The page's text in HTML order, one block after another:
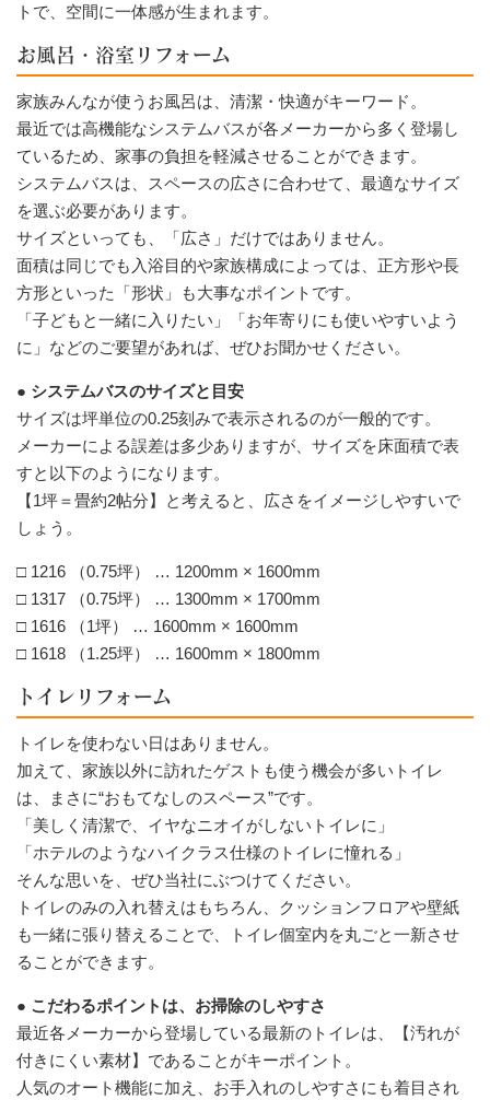
トで、空間に一体感が生まれます。
お風呂・浴室リフォーム
家族みんなが使うお風呂は、清潔・快適がキーワード。
最近では高機能なシステムバスが各メーカーから多く登場し
ているため、家事の負担を軽減させることができます。
システムバスは、スペースの広さに合わせて、最適なサイズ
を選ぶ必要があります。
サイズといっても、「広さ」だけではありません。
面積は同じでも入浴目的や家族構成によっては、正方形や長
方形といった「形状」も大事なポイントです。
「子どもと一緒に入りたい」「お年寄りにも使いやすいよう
に」などのご要望があれば、ぜひお聞かせください。
● システムバスのサイズと目安
サイズは坪単位の0.25刻みで表示されるのが一般的です。
メーカーによる誤差は多少ありますが、サイズを床面積で表
すと以下のようになります。
【1坪＝畳約2帖分】と考えると、広さをイメージしやすいで
しょう。
□ 1216 （0.75坪） … 1200mm × 1600mm
□ 1317 （0.75坪） … 1300mm × 1700mm
□ 1616 （1坪） … 1600mm × 1600mm
□ 1618 （1.25坪） … 1600mm × 1800mm
トイレリフォーム
トイレを使わない日はありません。
加えて、家族以外に訪れたゲストも使う機会が多いトイレ
は、まさに“おもてなしのスペース”です。
「美しく清潔で、イヤなニオイがしないトイレに」
「ホテルのようなハイクラス仕様のトイレに憧れる」
そんな思いを、ぜひ当社にぶつけてください。
トイレのみの入れ替えはもちろん、クッションフロアや壁紙
も一緒に張り替えることで、トイレ個室内を丸ごと一新させ
ることができます。
● こだわるポイントは、お掃除のしやすさ
最近各メーカーから登場している最新のトイレは、【汚れが
付きにくい素材】であることがキーポイント。
人気のオート機能に加え、お手入れのしやすさにも着目され